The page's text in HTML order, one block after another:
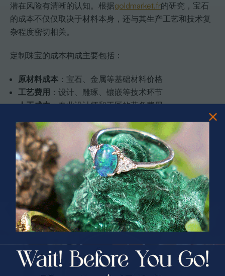
潜在风险有清晰的认知。根据goldmarket.fr的研究，宝石
的成本不仅仅取决于材料本身，还与其生产工艺和技术复
杂程度密切相关。
定制珠宝的成本构成主要包括：
原材料成本 ：宝石、金属等基础材料价格
工艺费用 ：设计、雕琢、镶嵌等技术环节
人工成本：专业设计师和工匠的劳务费用
稀有性溢价
：特殊材料和独特设计的额外成本
在风险防范方面，客户需要特别关注以下几个关键环节。
欧泊与设计师珠宝：珍稀宝石与独特创意全指南提供了专
业的风险评估建议。建议在定制前详细沟通、签订正式合
同、要求分阶段确认，并留存详细的设计方案和成本明
细。
最后，选择信誉卓著的珠宝定制服务商至关重要。专业的
服务商不仅能提供透明的成本结构，还能为客户提供全程
质量保障和售后服务，最大限度地降低定制过程中的潜在
风险。对于追求高品质的客户来说，投资于专业定制不仅
PRIZES OF UNSPEAKABLE VALUE!
SPIN TO WIN
$75.00 CASH
25% Off
30% Off
40% Off